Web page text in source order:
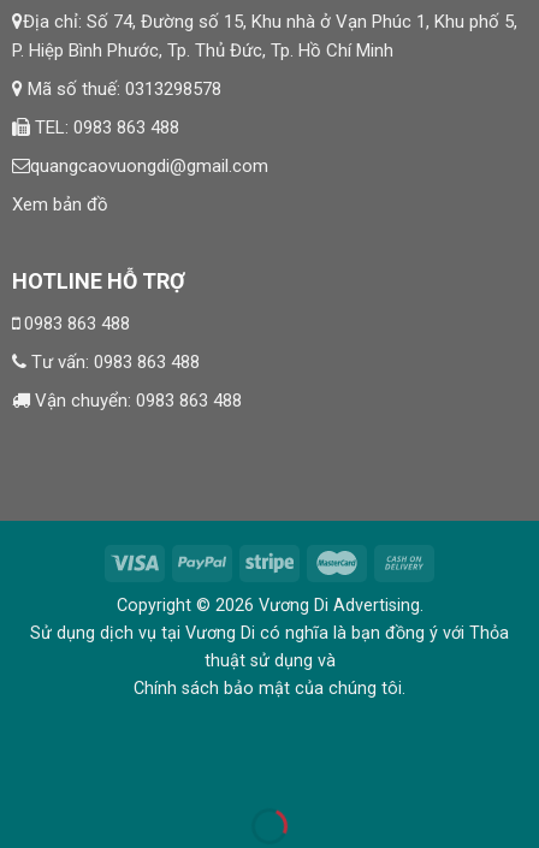
Địa chỉ: Số 74, Đường số 15, Khu nhà ở Vạn Phúc 1, Khu phố 5,
P. Hiệp Bình Phước, Tp. Thủ Đức, Tp. Hồ Chí Minh
Mã số thuế: 0313298578
TEL: 0983 863 488
quangcaovuongdi@gmail.com
Xem bản đồ
HOTLINE HỖ TRỢ
0983 863 488
Tư vấn: 0983 863 488
Vận chuyển: 0983 863 488
Copyright © 2026 Vương Di Advertising.
Sử dụng dịch vụ tại Vương Di có nghĩa là bạn đồng ý với Thỏa
thuật sử dụng và
Chính sách bảo mật của chúng tôi.